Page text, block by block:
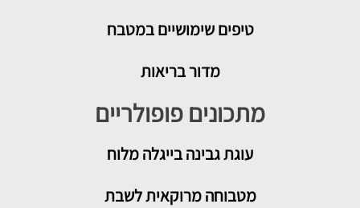
טיפים שימושיים במטבח
מדור בריאות
מתכונים פופולריים
עוגת גבינה בייגלה מלוח
מטבוחה מרוקאית לשבת